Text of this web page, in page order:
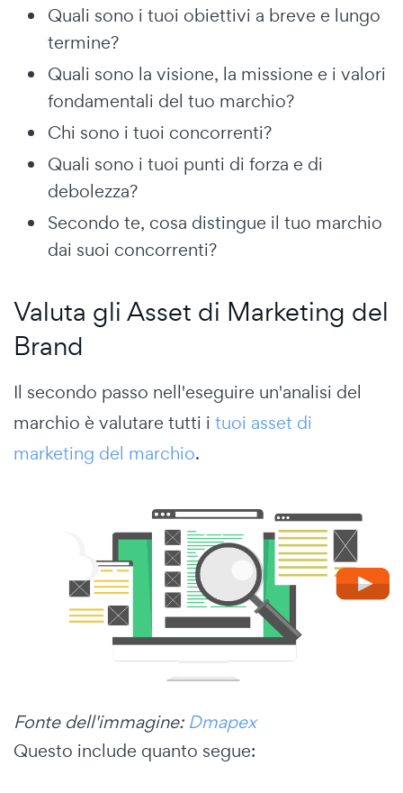
Quali sono i tuoi obiettivi a breve e lungo
termine?
Quali sono la visione, la missione e i valori
fondamentali del tuo marchio?
Chi sono i tuoi concorrenti?
Quali sono i tuoi punti di forza e di
debolezza?
Secondo te, cosa distingue il tuo marchio
dai suoi concorrenti?
Valuta gli Asset di Marketing del
Brand
Il secondo passo nell'eseguire un'analisi del
marchio è valutare tutti i tuoi asset di
marketing del marchio.
Fonte dell'immagine: Dmapex
Questo include quanto segue: